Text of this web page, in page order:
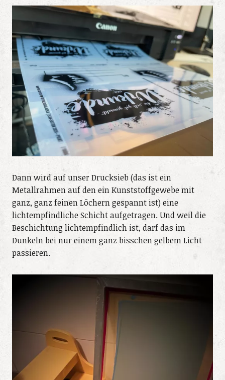
Dann wird auf unser Drucksieb (das ist ein
Metallrahmen auf den ein Kunststoffgewebe mit
ganz, ganz feinen Löchern gespannt ist) eine
lichtempfindliche Schicht aufgetragen. Und weil die
Beschichtung lichtempfindlich ist, darf das im
Dunkeln bei nur einem ganz bisschen gelbem Licht
passieren.